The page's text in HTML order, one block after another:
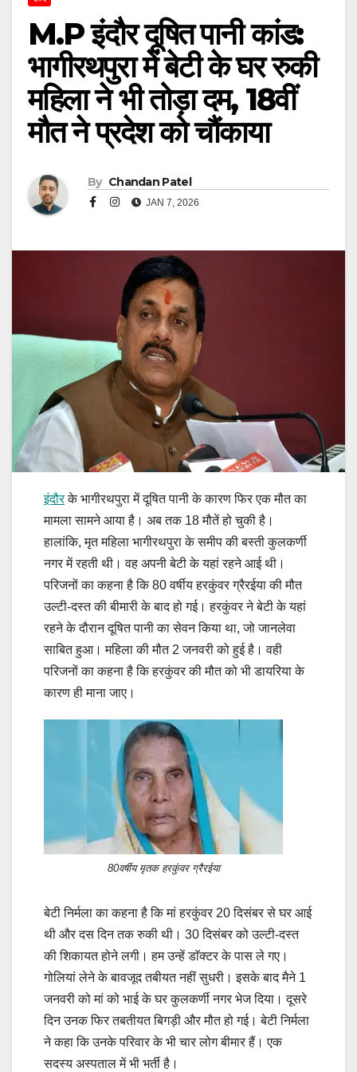
M.P इंदौर दूषित पानी कांड:
भागीरथपुरा में बेटी के घर रुकी
महिला ने भी तोड़ा दम, 18वीं
मौत ने प्रदेश को चौंकाया
By Chandan Patel
JAN 7, 2026
इंदौरके भागीरथपुरा में दूषित पानी के कारण फिर एक मौत का
मामला सामने आया है। अब तक 18 मौतें हो चुकी है।
हालांकि, मृत महिला भागीरथपुरा के समीप की बस्ती कुलकर्णी
नगर में रहती थी। वह अपनी बेटी के यहां रहने आई थी।
परिजनों का कहना है कि 80 वर्षीय हरकुंवर ग्रैरईया की मौत
उल्टी-दस्त की बीमारी के बाद हो गई। हरकुंवर ने बेटी के यहां
रहने के दौरान दूषित पानी का सेवन किया था, जो जानलेवा
साबित हुआ। महिला की मौत 2 जनवरी को हुई है। वही
परिजनों का कहना है कि हरकुंवर की मौत को भी डायरिया के
कारण ही माना जाए।
80वर्षीय मृतक हरकुंवर ग्रैरईया
बेटी निर्मला का कहना है कि मां हरकुंवर 20 दिसंबर से घर आई
थी और दस दिन तक रुकी थी। 30 दिसंबर को उल्टी-दस्त
की शिकायत होने लगी। हम उन्हें डाॅक्टर के पास ले गए।
गोलियां लेने के बावजूद तबीयत नहीं सुधरी। इसके बाद मैने 1
जनवरी को मां को भाई के घर कुलकर्णी नगर भेज दिया। दूसरे
दिन उनक फिर तबतीयत बिगड़ी और मौत हो गई। बेटी निर्मला
ने कहा कि उनके परिवार के भी चार लोग बीमार हैं। एक
सदस्य अस्पताल में भी भर्ती है।